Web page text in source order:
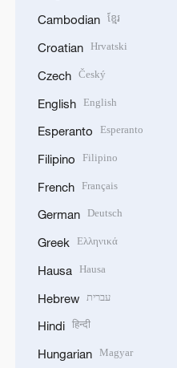
Cambodian ខ្មែរ
Croatian Hrvatski
Czech Český
English English
Esperanto Esperanto
Filipino Filipino
French Français
German Deutsch
Greek Ελληνικά
Hausa Hausa
Hebrew עברית
Hindi हिन्दी
Hungarian Magyar